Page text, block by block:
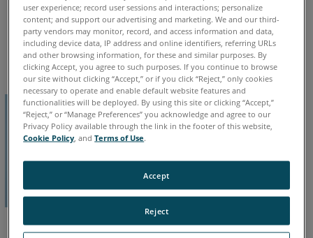
Alemão Chinês Coreano Espanhol Francês Inglês
Italiano Japonês Português
user experience; record user sessions and interactions; personalize
content; and support our advertising and marketing. We and our third-
party vendors may monitor, record, and access information and data,
including device data, IP address and online identifiers, referring URLs
and other browsing information, for these and similar purposes. By
clicking Accept, you agree to such purposes. If you continue to browse
our site without clicking “Accept,” or if you click “Reject,” only cookies
necessary to operate and enable default website features and
functionalities will be deployed. By using this site or clicking “Accept,”
“Reject,” or “Manage Preferences” you acknowledge and agree to our
Privacy Policy available through the link in the footer of this website,
Cookie Policy , andTerms of Use.
Reject
Accept